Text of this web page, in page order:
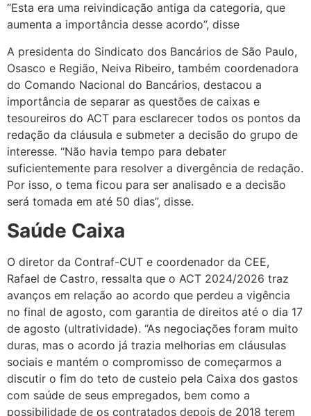
“Esta era uma reivindicação antiga da categoria, que
aumenta a importância desse acordo”, disse
A presidenta do Sindicato dos Bancários de São Paulo,
Osasco e Região, Neiva Ribeiro, também coordenadora
do Comando Nacional do Bancários, destacou a
importância de separar as questões de caixas e
tesoureiros do ACT para esclarecer todos os pontos da
redação da cláusula e submeter a decisão do grupo de
interesse. “Não havia tempo para debater
suficientemente para resolver a divergência de redação.
Por isso, o tema ficou para ser analisado e a decisão
será tomada em até 50 dias”, disse.
Saúde Caixa
O diretor da Contraf-CUT e coordenador da CEE,
Rafael de Castro, ressalta que o ACT 2024/2026 traz
avanços em relação ao acordo que perdeu a vigência
no final de agosto, com garantia de direitos até o dia 17
de agosto (ultratividade). “As negociações foram muito
duras, mas o acordo já trazia melhorias em cláusulas
sociais e mantém o compromisso de começarmos a
discutir o fim do teto de custeio pela Caixa dos gastos
com saúde de seus empregados, bem como a
possibilidade de os contratados depois de 2018 terem